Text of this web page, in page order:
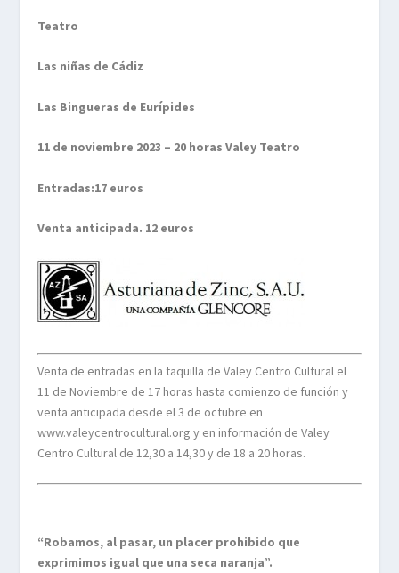
Teatro
Las niñas de Cádiz
Las Bingueras de Eurípides
11 de noviembre 2023 – 20 horas Valey Teatro
Entradas:17 euros
Venta anticipada. 12 euros
Venta de entradas en la taquilla de Valey Centro Cultural el
11 de Noviembre de 17 horas hasta comienzo de función y
venta anticipada desde el 3 de octubre en
www.valeycentrocultural.org y en información de Valey
Centro Cultural de 12,30 a 14,30 y de 18 a 20 horas.
“Robamos, al pasar, un placer prohibido que
exprimimos igual que una seca naranja”.